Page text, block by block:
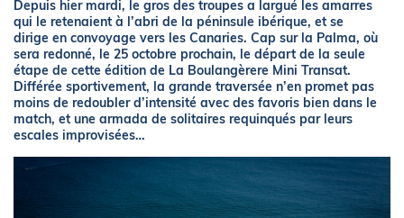
Depuis hier mardi, le gros des troupes a largué les amarres
qui le retenaient à l’abri de la péninsule ibérique, et se
dirige en convoyage vers les Canaries. Cap sur la Palma, où
sera redonné, le 25 octobre prochain, le départ de la seule
étape de cette édition de La Boulangèrere Mini Transat.
Différée sportivement, la grande traversée n’en promet pas
moins de redoubler d’intensité avec des favoris bien dans le
match, et une armada de solitaires requinqués par leurs
escales improvisées…